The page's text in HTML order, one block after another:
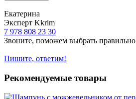
Екатерина
Эксперт Kkrim
7 978 808 23 30
Звоните, поможем выбрать правильно
Пишите, ответим!
Рекомендуемые товары